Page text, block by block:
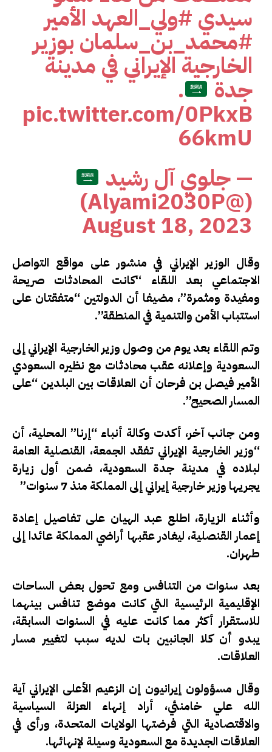
سيدي #ولي_العهد الأمير
#محمد_بن_سلمان بوزير
الخارجية الإيراني في مدينة
جدة .
pic.twitter.com/0PkxB
66kmU
— جلوي آل رشيد
(@Alyami2030P)
August 18, 2023
وقال الوزير الإيراني في منشور على مواقع التواصل
الاجتماعي بعد اللقاء “كانت المحادثات صريحة
ومفيدة ومثمرة”، مضيفا أن الدولتين “متفقتان على
استتباب الأمن والتنمية في المنطقة”.
وتم اللقاء بعد يوم من وصول وزير الخارجية الإيراني إلى
السعودية وإعلانه عقب محادثات مع نظيره السعودي
الأمير فيصل بن فرحان أن العلاقات بين البلدين “على
المسار الصحيح”.
ومن جانب آخر، أكدت وكالة أنباء “إرنا” المحلية، أن
“وزير الخارجية الإيراني تفقد الجمعة، القنصلية العامة
لبلاده في مدينة جدة السعودية، ضمن أول زيارة
يجريها وزير خارجية إيراني إلى المملكة منذ 7 سنوات”
وأثناء الزيارة، اطلع عبد الهيان على تفاصيل إعادة
إعمار القنصلية، ليغادر عقبها أراضي المملكة عائدا إلى
طهران.
بعد سنوات من التنافس ومع تحول بعض الساحات
الإقليمية الرئيسية التي كانت موضع تنافس بينهما
للاستقرار أكثر مما كانت عليه في السنوات السابقة،
يبدو أن كلا الجانبين بات لديه سبب لتغيير مسار
العلاقات.
وقال مسؤولون إيرانيون إن الزعيم الأعلى الإيراني آية
الله علي خامنئي، أراد إنهاء العزلة السياسية
والاقتصادية التي فرضتها الولايات المتحدة، ورأى في
العلاقات الجديدة مع السعودية وسيلة لإنهائها.